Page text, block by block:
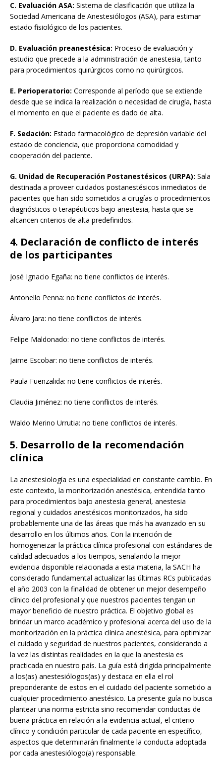
C. Evaluación ASA: Sistema de clasificación que utiliza la
Sociedad Americana de Anestesiólogos (ASA), para estimar
estado fisiológico de los pacientes.
D. Evaluación preanestésica: Proceso de evaluación y
estudio que precede a la administración de anestesia, tanto
para procedimientos quirúrgicos como no quirúrgicos.
E. Perioperatorio: Corresponde al período que se extiende
desde que se indica la realización o necesidad de cirugía, hasta
el momento en que el paciente es dado de alta.
F. Sedación: Estado farmacológico de depresión variable del
estado de conciencia, que proporciona comodidad y
cooperación del paciente.
G. Unidad de Recuperación Postanestésicos (URPA): Sala
destinada a proveer cuidados postanestésicos inmediatos de
pacientes que han sido sometidos a cirugías o procedimientos
diagnósticos o terapéuticos bajo anestesia, hasta que se
alcancen criterios de alta predefinidos.
4. Declaración de conflicto de interés
de los participantes
José Ignacio Egaña: no tiene conflictos de interés.
Antonello Penna: no tiene conflictos de interés.
Álvaro Jara: no tiene conflictos de interés.
Felipe Maldonado: no tiene conflictos de interés.
Jaime Escobar: no tiene conflictos de interés.
Paula Fuenzalida: no tiene conflictos de interés.
Claudia Jiménez: no tiene conflictos de interés.
Waldo Merino Urrutia: no tiene conflictos de interés.
5. Desarrollo de la recomendación
clínica
La anestesiología es una especialidad en constante cambio. En
este contexto, la monitorización anestésica, entendida tanto
para procedimientos bajo anestesia general, anestesia
regional y cuidados anestésicos monitorizados, ha sido
probablemente una de las áreas que más ha avanzado en su
desarrollo en los últimos años. Con la intención de
homogeneizar la práctica clínica profesional con estándares de
calidad adecuados a los tiempos, señalando la mejor
evidencia disponible relacionada a esta materia, la SACH ha
considerado fundamental actualizar las últimas RCs publicadas
el año 2003 con la finalidad de obtener un mejor desempeño
clínico del profesional y que nuestros pacientes tengan un
mayor beneficio de nuestro práctica. El objetivo global es
brindar un marco académico y profesional acerca del uso de la
monitorización en la práctica clínica anestésica, para optimizar
el cuidado y seguridad de nuestros pacientes, considerando a
la vez las distintas realidades en la que la anestesia es
practicada en nuestro país. La guía está dirigida principalmente
a los(as) anestesiólogos(as) y destaca en ella el rol
preponderante de estos en el cuidado del paciente sometido a
cualquier procedimiento anestésico. La presente guía no busca
plantear una norma estricta sino recomendar conductas de
buena práctica en relación a la evidencia actual, el criterio
clínico y condición particular de cada paciente en específico,
aspectos que determinarán finalmente la conducta adoptada
por cada anestesiólogo(a) responsable.